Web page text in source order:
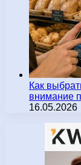
Как
внимание
16.05.2026